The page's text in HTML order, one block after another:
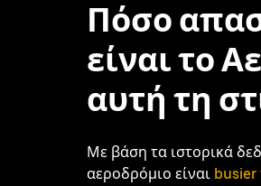
Πόσο
είναι το
αυτή τη
Με βάση τα ιστορικά
αεροδρόμιο είναι busier